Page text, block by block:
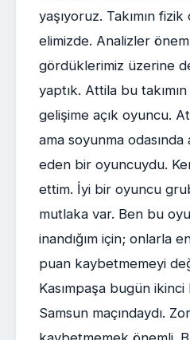
yaşıyoruz. Takımın
elimizde. Analizler
gördüklerimiz üzerine
yaptık. Attila bu
gelişime açık oyuncu.
ama soyunma odasında
eden bir oyuncuydu.
ettim. İyi bir oyuncu
mutlaka var. Ben bu
inandığım için; onlarla
puan kaybetmemeyi
Kasımpaşa bugün
Samsun maçındaydı.